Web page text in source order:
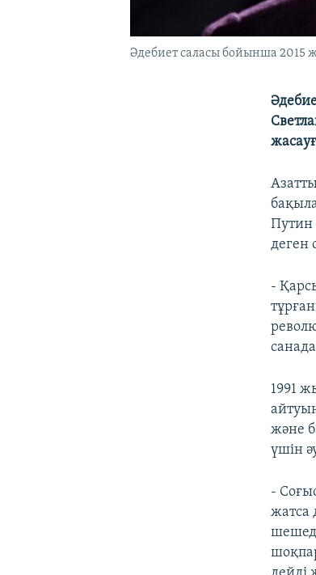
Әдебиет саласы бойынша 2015
Путин
деген
-
1991
және
үшін
-
жатса